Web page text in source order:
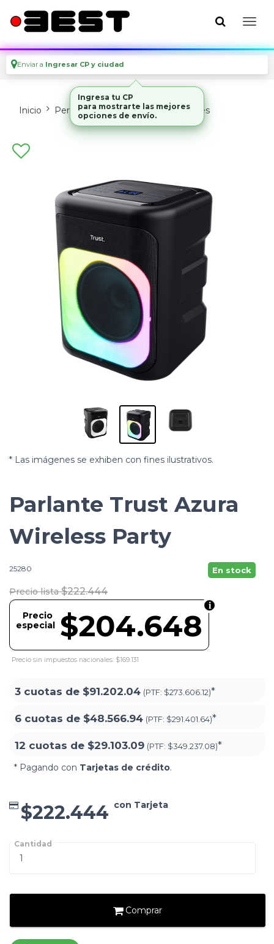
Enviar a Ingresar CP y ciudad
Inicio Perifericos Parlantes Y Auriculares
* Las imágenes se exhiben con fines ilustrativos.
Parlante Trust Azura
Wireless Party
25280 En stock
Precio lista $222.444
$204.648
Precio
especial
Precio sin impuestos nacionales: $169.131
3 cuotas de $91.202.04 (PTF: $273.606.12)*
6 cuotas de $48.566.94 (PTF: $291.401.64)*
12 cuotas de $29.103.09 (PTF: $349.237.08)*
* Pagando con Tarjetas de crédito.
$222.444 con Tarjeta
Cantidad
Comprar
Ingresa tu CP
para mostrarte las mejores
opciones de envío.